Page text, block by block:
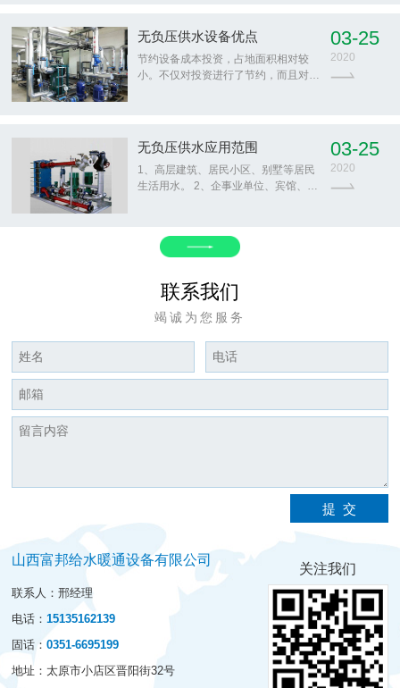
压）的二次加压供水设备。
无负压供水设备优点
节约设备成本投资，占地面积相对较
小。不仅对投资进行了节约，而且对自
03-25
2020
无负压供水应用范围
1、高层建筑、居民小区、别墅等居民
生活用水。 2、企事业单位、宾馆、写
所的日常用水。
03-25
2020
联系我们
竭诚为您服务
山西富邦给水暖通设备有限公司
联系人：邢经理
电话：15135162139
固话：0351-6695199
地址：太原市小店区晋阳街32号
关注我们